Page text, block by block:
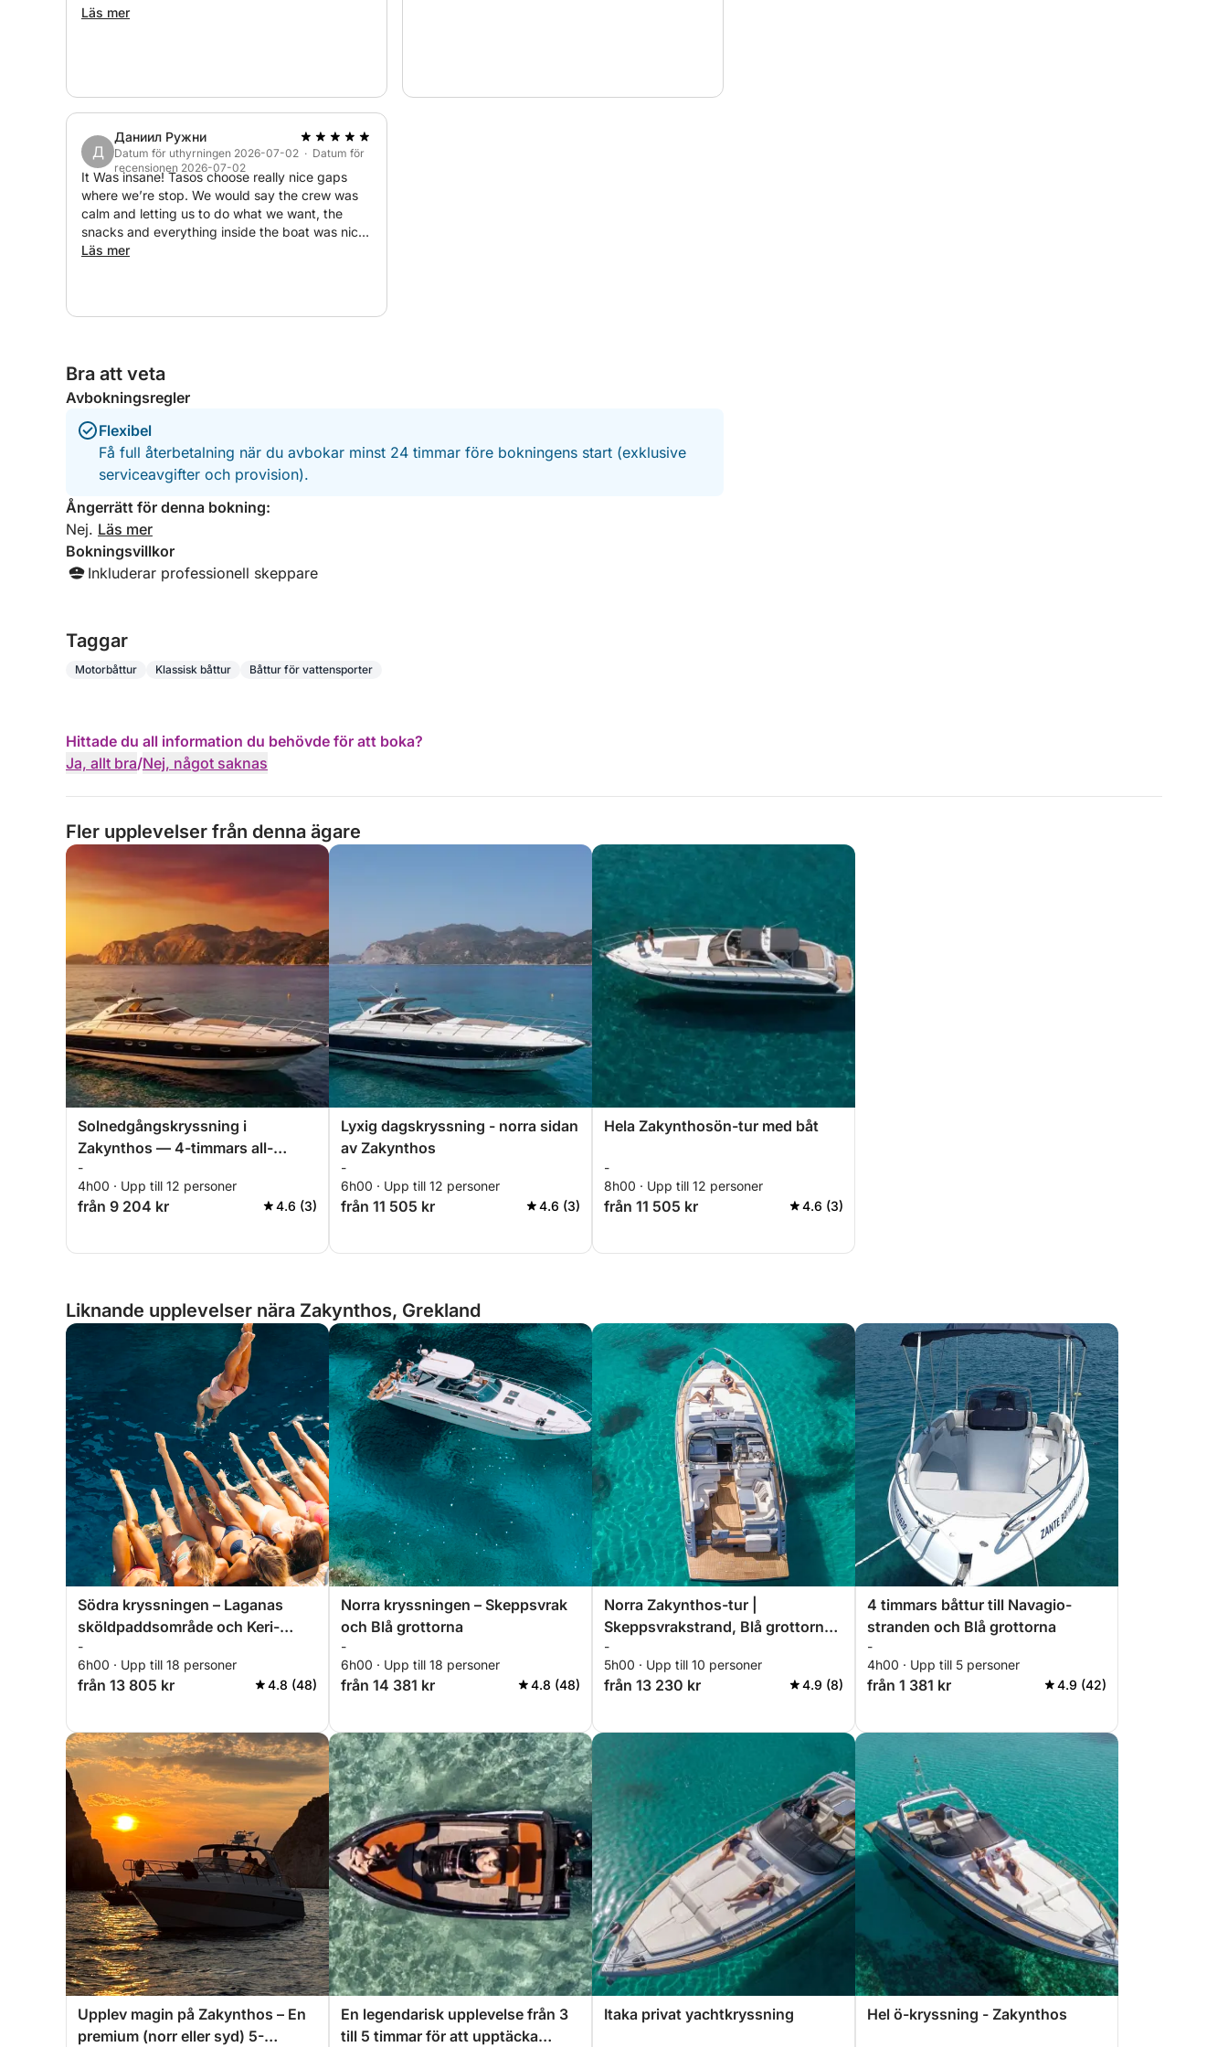
Läs mer
Д
Даниил Ружни
Datum för uthyrningen 2026-07-02 · Datum för
recensionen 2026-07-02
It Was insane! Tasos choose really nice gaps
where we’re stop. We would say the crew was
calm and letting us to do what we want, the
snacks and everything inside the boat was nice!
I would really recommend these boat!
Läs mer
Bra att veta
Avbokningsregler
Flexibel
Få full återbetalning när du avbokar minst 24 timmar före bokningens start (exklusive
serviceavgifter och provision).
Ångerrätt för denna bokning:
Nej. Läs mer
Bokningsvillkor
Inkluderar professionell skeppare
Taggar
Motorbåttur Klassisk båttur Båttur för vattensporter
Hittade du all information du behövde för att boka?
Ja, allt bra/Nej, något saknas
Fler upplevelser från denna ägare
Solnedgångskryssning i
Zakynthos — 4-timmars all-
inclusive privat flykt
-
4h00 · Upp till 12 personer
från 9 204 kr 4.6 (3)
Lyxig dagskryssning - norra sidan
av Zakynthos
-
6h00 · Upp till 12 personer
från 11 505 kr 4.6 (3)
Hela Zakynthosön-tur med båt
-
8h00 · Upp till 12 personer
från 11 505 kr 4.6 (3)
Liknande upplevelser nära Zakynthos, Grekland
Södra kryssningen – Laganas
sköldpaddsområde och Keri-
grottorna
-
6h00 · Upp till 18 personer
från 13 805 kr 4.8 (48)
Norra kryssningen – Skeppsvrak
och Blå grottorna
-
6h00 · Upp till 18 personer
från 14 381 kr 4.8 (48)
Norra Zakynthos-tur |
Skeppsvrakstrand, Blå grottorna,
Xygia
-
5h00 · Upp till 10 personer
från 13 230 kr 4.9 (8)
4 timmars båttur till Navagio-
stranden och Blå grottorna
-
4h00 · Upp till 5 personer
från 1 381 kr 4.9 (42)
Upplev magin på Zakynthos – En
premium (norr eller syd) 5-
En legendarisk upplevelse från 3
till 5 timmar för att upptäcka
Itaka privat yachtkryssning Hel ö-kryssning - Zakynthos